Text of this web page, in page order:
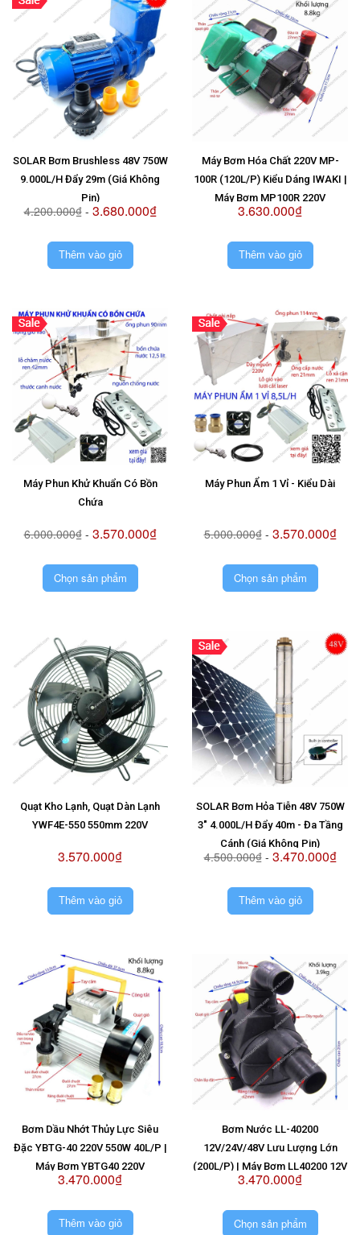
SOLAR Bơm Brushless 48V 750W
9.000L/H Đẩy 29m (Giá Không
Pin)
4.200.000₫- 3.680.000₫
Thêm vào giỏ
Máy Bơm Hóa Chất 220V MP-
100R (120L/P) Kiểu Dáng IWAKI |
Máy Bơm MP100R 220V
3.630.000₫
Thêm vào giỏ
Máy Phun Khử Khuẩn Có Bồn
Chứa
6.000.000₫- 3.570.000₫
Chọn sản phẩm
Máy Phun Ẩm 1 Vỉ - Kiểu Dài
5.000.000₫- 3.570.000₫
Chọn sản phẩm
Quạt Kho Lạnh, Quạt Dàn Lạnh
YWF4E-550 550mm 220V
3.570.000₫
Thêm vào giỏ
SOLAR Bơm Hỏa Tiễn 48V 750W
3" 4.000L/H Đẩy 40m - Đa Tầng
Cánh (Giá Không Pin)
4.500.000₫- 3.470.000₫
Thêm vào giỏ
Bơm Dầu Nhớt Thủy Lực Siêu
Đặc YBTG-40 220V 550W 40L/P |
Máy Bơm YBTG40 220V
3.470.000₫
Thêm vào giỏ
Bơm Nước LL-40200
12V/24V/48V Lưu Lượng Lớn
(200L/P) | Máy Bơm LL40200 12V
| Máy Bơm LL40200 24V | Máy
3.470.000₫
Chọn sản phẩm